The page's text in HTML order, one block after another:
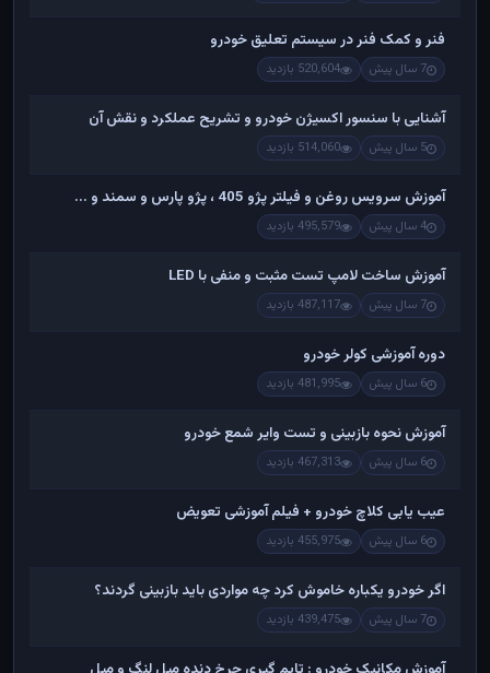
فنر و کمک فنر در سیستم تعلیق خودرو
7 سال پیش 520,604 بازدید
آشنایی با سنسور اکسیژن خودرو و تشریح عملکرد و نقش آن
5 سال پیش 514,060 بازدید
آموزش سرویس روغن و فیلتر پژو 405 ، پژو پارس و سمند و ...
4 سال پیش 495,579 بازدید
آموزش ساخت لامپ تست مثبت و منفی با LED
7 سال پیش 487,117 بازدید
دوره آموزشی کولر خودرو
6 سال پیش 481,995 بازدید
آموزش نحوه بازبینی و تست وایر شمع خودرو
6 سال پیش 467,313 بازدید
عیب یابی کلاچ خودرو + فیلم آموزشی تعویض
6 سال پیش 455,975 بازدید
اگر خودرو یکباره خاموش کرد چه مواردی باید بازبینی گردند؟
7 سال پیش 439,475 بازدید